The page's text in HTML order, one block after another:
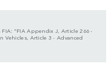
"FIA Appendix J, Article 266 -
Vehicles, Article 3 - Advanced